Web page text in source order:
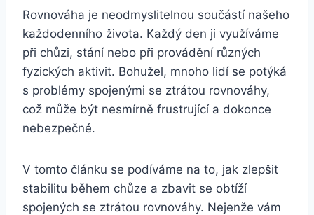
Rovnováha je neodmyslitelnou součástí našeho
každodenního života. Každý den ji využíváme
při chůzi, stání nebo při provádění různých
fyzických aktivit. Bohužel, mnoho lidí se potýká
s problémy spojenými se ztrátou rovnováhy,
což může být nesmírně frustrující a dokonce
nebezpečné.
V tomto článku se podíváme na to, jak zlepšit
stabilitu během chůze a zbavit se obtíží
spojených se ztrátou rovnováhy. Nejenže vám